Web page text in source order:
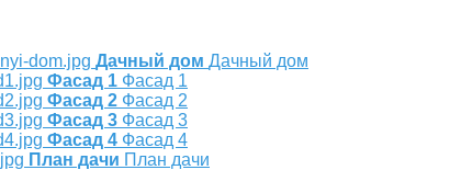
Дачный дом Дачный дом
Фасад 1 Фасад 1
Фасад 2 Фасад 2
Фасад 3 Фасад 3
Фасад 4 Фасад 4
План дачи План дачи